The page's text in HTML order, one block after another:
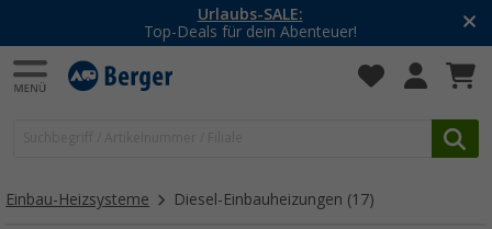
Urlaubs-SALE:
Top-Deals für dein Abenteuer!
Einbau-Heizsysteme Diesel-Einbauheizungen (17)